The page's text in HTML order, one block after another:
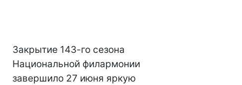
Закрытие 143-го сезона
Национальной филармонии
завершило 27 июня яркую